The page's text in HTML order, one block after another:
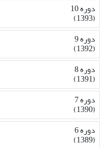
دوره 10
(1393)
دوره 9
(1392)
دوره 8
(1391)
دوره 7
(1390)
دوره 6
(1389)